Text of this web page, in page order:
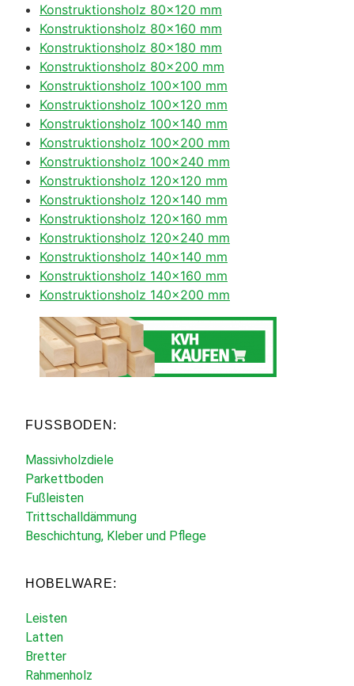
Konstruktionsholz 80×120 mm
Konstruktionsholz 80×160 mm
Konstruktionsholz 80×180 mm
Konstruktionsholz 80×200 mm
Konstruktionsholz 100×100 mm
Konstruktionsholz 100×120 mm
Konstruktionsholz 100×140 mm
Konstruktionsholz 100×200 mm
Konstruktionsholz 100×240 mm
Konstruktionsholz 120×120 mm
Konstruktionsholz 120×140 mm
Konstruktionsholz 120×160 mm
Konstruktionsholz 120×240 mm
Konstruktionsholz 140×140 mm
Konstruktionsholz 140×160 mm
Konstruktionsholz 140×200 mm
FUSSBODEN:
Massivholzdiele
Parkettboden
Fußleisten
Trittschalldämmung
Beschichtung, Kleber und Pflege
HOBELWARE:
Leisten
Latten
Bretter
Rahmenholz